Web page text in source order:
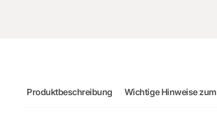
Produktbeschreibung Wichtige Hinweise